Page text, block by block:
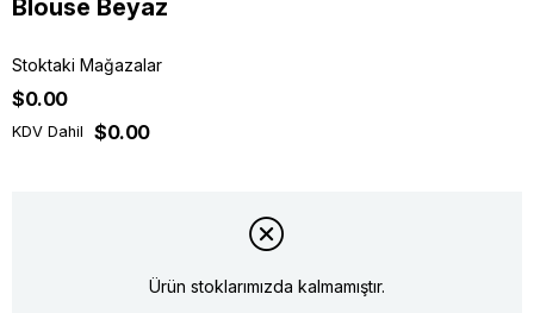
Blouse Beyaz
Stoktaki Mağazalar
$0.00
KDV Dahil $0.00
Ürün stoklarımızda kalmamıştır.